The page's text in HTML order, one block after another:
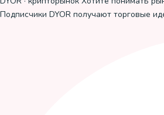
Подписчики DYOR получают торговые